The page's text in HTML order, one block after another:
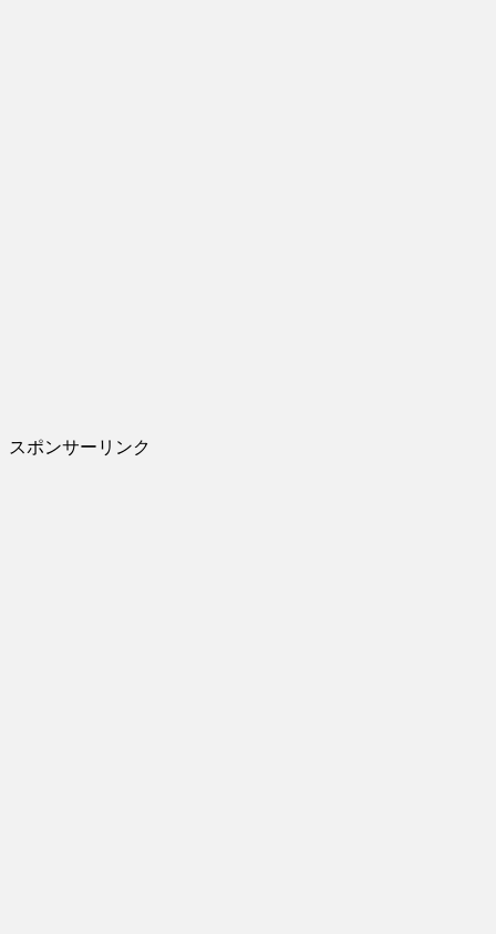
スポンサーリンク